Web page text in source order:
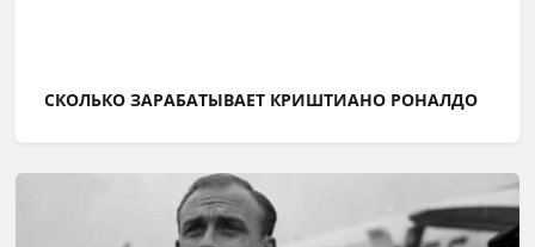
СКОЛЬКО ЗАРАБАТЫВАЕТ КРИШТИАНО РОНАЛДО